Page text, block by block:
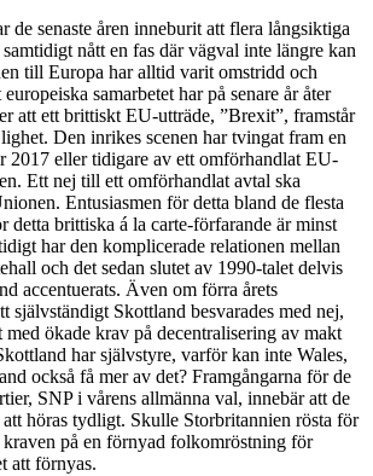
de senaste åren inneburit att flera långsiktiga
nått en fas där vägval inte längre kan
till Europa har alltid varit omstridd och
samarbetet har på senare år åter
att ett brittiskt EU-utträde, ”Brexit”, framstår
Den inrikes scenen har tvingat fram en
2017 eller tidigare av ett omförhandlat EU-
Ett nej till ett omförhandlat avtal ska
Entusiasmen för detta bland de flesta
detta brittiska á la carte-förfarande är minst
har den komplicerade relationen mellan
och det sedan slutet av 1990-talet delvis
accentuerats. Även om förra årets
självständigt Skottland besvarades med nej,
med ökade krav på decentralisering av makt
har självstyre, varför kan inte Wales,
också få mer av det? Framgångarna för de
SNP i vårens allmänna val, innebär att de
höras tydligt. Skulle Storbritannien rösta för
på en förnyad folkomröstning för
att förnyas.